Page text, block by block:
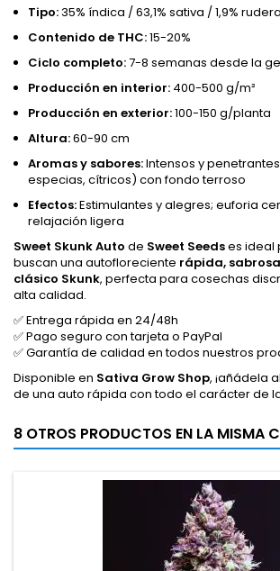
Tipo:35% índica / 63,1% sativa / 1,9%
Contenido de THC:15-20%
Ciclo completo:7-8 semanas desde la
Producción en interior: 400-500 g/m²
Producción en exterior:100-150 g/planta
Altura:60-90 cm
Aromas y sabores:Intensos y
especias, cítricos) con fondo terroso
Efectos:Estimulantes y alegres; euforia
relajación ligera
Sweet Skunk Auto de Sweet Seedses ideal
buscan una autofloreciente rápida,
clásico Skunk, perfecta para cosechas
alta calidad.
✅ Entrega rápida en 24/48h
✅ Pago seguro con tarjeta o PayPal
✅ Garantía de calidad en todos nuestros
Disponible en Sativa Grow Shop, ¡añádela
de una auto rápida con todo el carácter de
8 OTROS PRODUCTOS EN LA MISMA